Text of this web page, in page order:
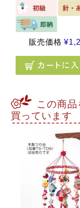
販売価格 ¥
この商
買っています